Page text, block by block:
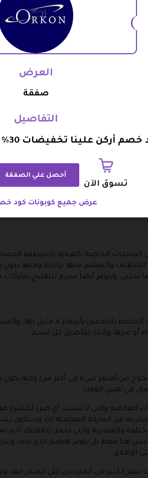
من مكان واحد وفر المتجر هذا القسم
من شاور للجسم ومعطرات للجسم
المتجر واختيار منها ما يناسبك
لك المتجر هذا القسم لكِ تستمتعين
وعضوية للأطفال ومفيدة لهم وتقوي من
شركة تشاميس اورجانيك وتكون
شراء المنتجات الأخري مثل مرطب الجسم
المناسبة للطعام وهذا كله سيكون بخصم
ومنطقة العين بصفة عامة، ولجعلها
الهالات السوداء وسيرم للترطيب
المنتجات الخاصة بالعناية بالمنطقة
تحبين، ويتوفر أيضاً سيرم للتفتيح
بالتجميل بأسعار لا مثيل لها،
أو غيرها وإليك تفاصيل كل قسم.
من أصغر شيء إلى أكبر شئ وكله
في نفس الوقت.
العالمية والتى لا تسبب أي ضرر للبشرة
من الماركة المفضلة لكِ
والعصرية والتى تجعل إطلالتك
فقط بل يتوفر هيلايتر الذي يحدد
الإطلاق .
يحفز الكثير من المترددين على المتجر فقد
العرض
صفقة
التفاصيل
أركن علينا تخفيضات 30% على منتجات العناية
تسوق الآن
أحصل علي الصفقة
عرض جميع كوبونات كود